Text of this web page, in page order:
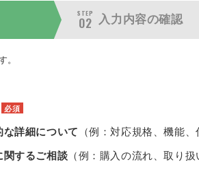
STEP
02 入力内容の確認
。
必須
詳細について （例：対応規格、機能、
関するご相談 （例：購入の流れ、取り